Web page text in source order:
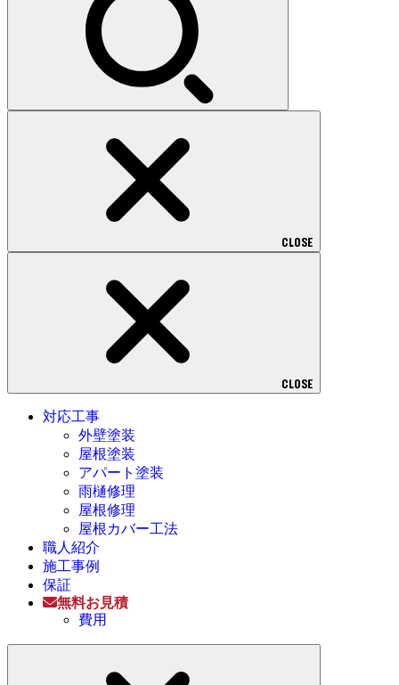
CLOSE
CLOSE
対応工事
外壁塗装
屋根塗装
アパート塗装
雨樋修理
屋根修理
屋根カバー工法
職人紹介
施工事例
保証
無料お見積
費用